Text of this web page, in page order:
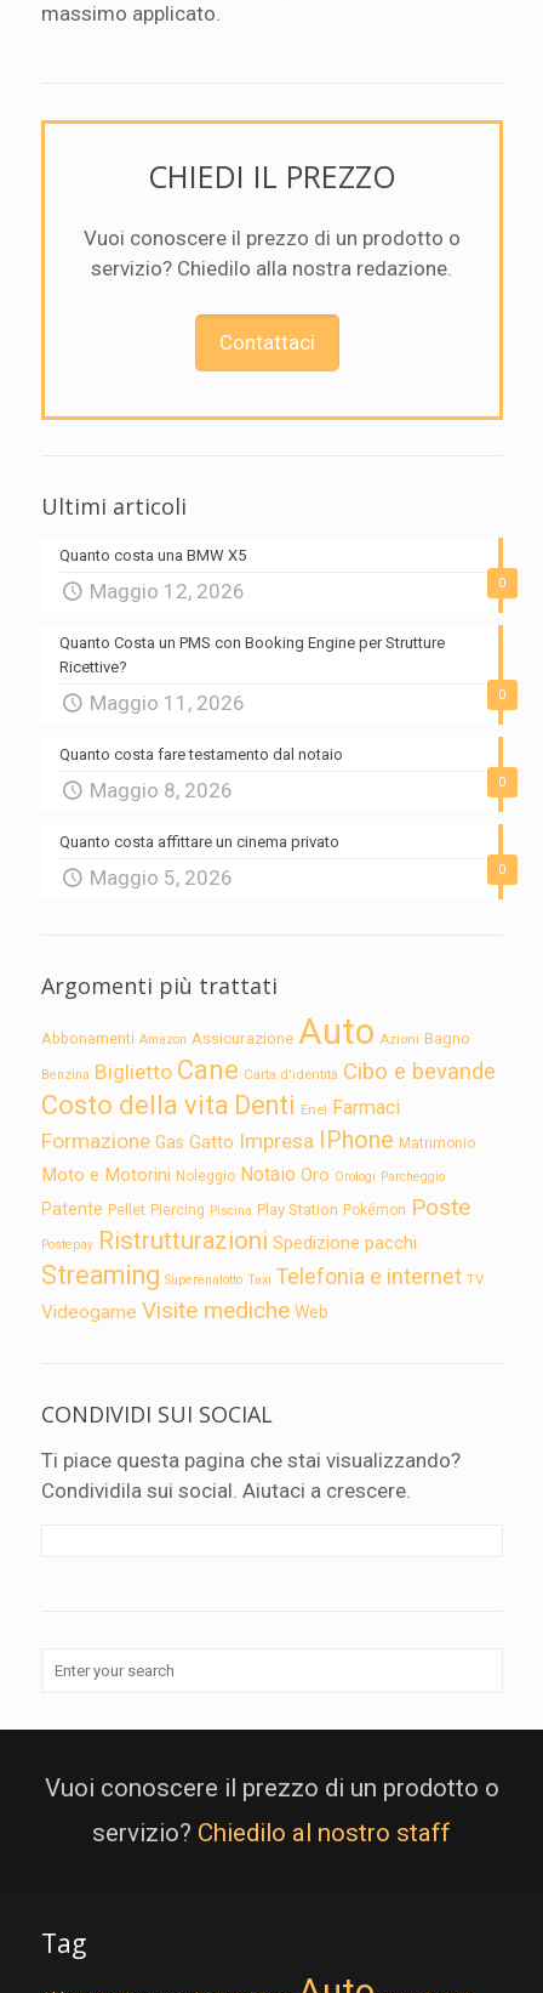
massimo applicato.
CHIEDI IL PREZZO
Vuoi conoscere il prezzo di un prodotto o
servizio? Chiedilo alla nostra redazione.
Contattaci
Ultimi articoli
0
Quanto costa una BMW X5
Maggio 12, 2026
0
Quanto Costa un PMS con Booking Engine per Strutture
Ricettive?
Maggio 11, 2026
0
Quanto costa fare testamento dal notaio
Maggio 8, 2026
0
Quanto costa affittare un cinema privato
Maggio 5, 2026
Argomenti più trattati
Abbonamenti Amazon Assicurazione Auto Azioni Bagno
Benzina Biglietto Cane Carta d'identità Cibo e bevande
Costo della vita Denti Enel Farmaci
Formazione Gas Gatto Impresa IPhone Matrimonio
Moto e Motorini Noleggio Notaio Oro Orologi Parcheggio
Patente Pellet Piercing Piscina Play Station Pokémon Poste
Postepay Ristrutturazioni Spedizione pacchi
Streaming Superenalotto Taxi Telefonia e internet TV
Videogame Visite mediche Web
CONDIVIDI SUI SOCIAL
Ti piace questa pagina che stai visualizzando?
Condividila sui social. Aiutaci a crescere.
Vuoi conoscere il prezzo di un prodotto o
servizio? Chiedilo al nostro staff
Tag